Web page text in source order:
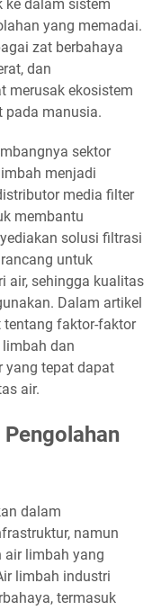
ke dalam sistem
yang memadai.
zat berbahaya
dan
merusak ekosistem
pada manusia.
sektor
menjadi
media filter
membantu
solusi filtrasi
untuk
air, sehingga kualitas
Dalam artikel
tentang faktor-faktor
dan
yang tepat dapat
air.
dalam
namun
limbah yang
limbah industri
termasuk